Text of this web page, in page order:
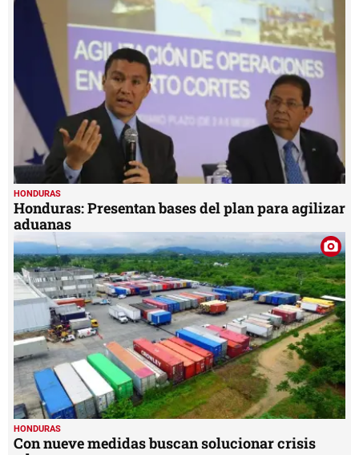
HONDURAS
Honduras: Presentan bases del plan para agilizar
aduanas
HONDURAS
Con nueve medidas buscan solucionar crisis